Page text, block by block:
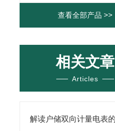
查看全部产品 >>
相关文章
Articles